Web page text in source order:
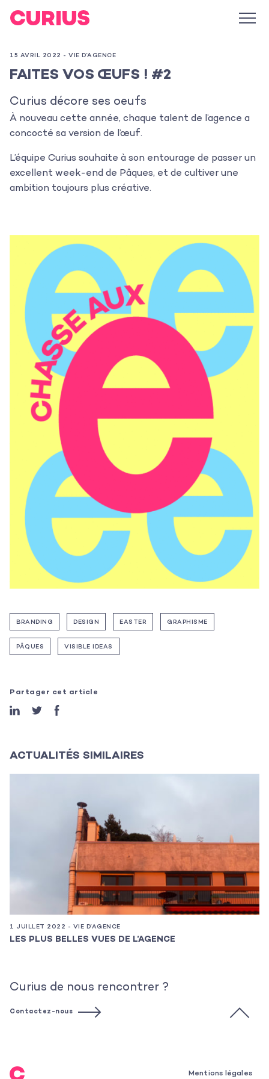
L’agence
Les projets
Les actualités
L’équipe
Contact
15 AVRIL 2022 - VIE D’AGENCE
FAITES VOS ŒUFS ! #2
Curius décore ses oeufs
À nouveau cette année, chaque talent de l’agence a
concocté sa version de l’œuf.
L’équipe Curius souhaite à son entourage de passer un
excellent week-end de Pâques, et de cultiver une
ambition toujours plus créative.
BRANDING DESIGN EASTER GRAPHISME
PÂQUES VISIBLE IDEAS
Partager cet article
ACTUALITÉS SIMILAIRES
1 JUILLET 2022 - VIE D’AGENCE
LES PLUS BELLES VUES DE L’AGENCE
Curius de nous rencontrer ?
Contactez-nous
Mentions légales